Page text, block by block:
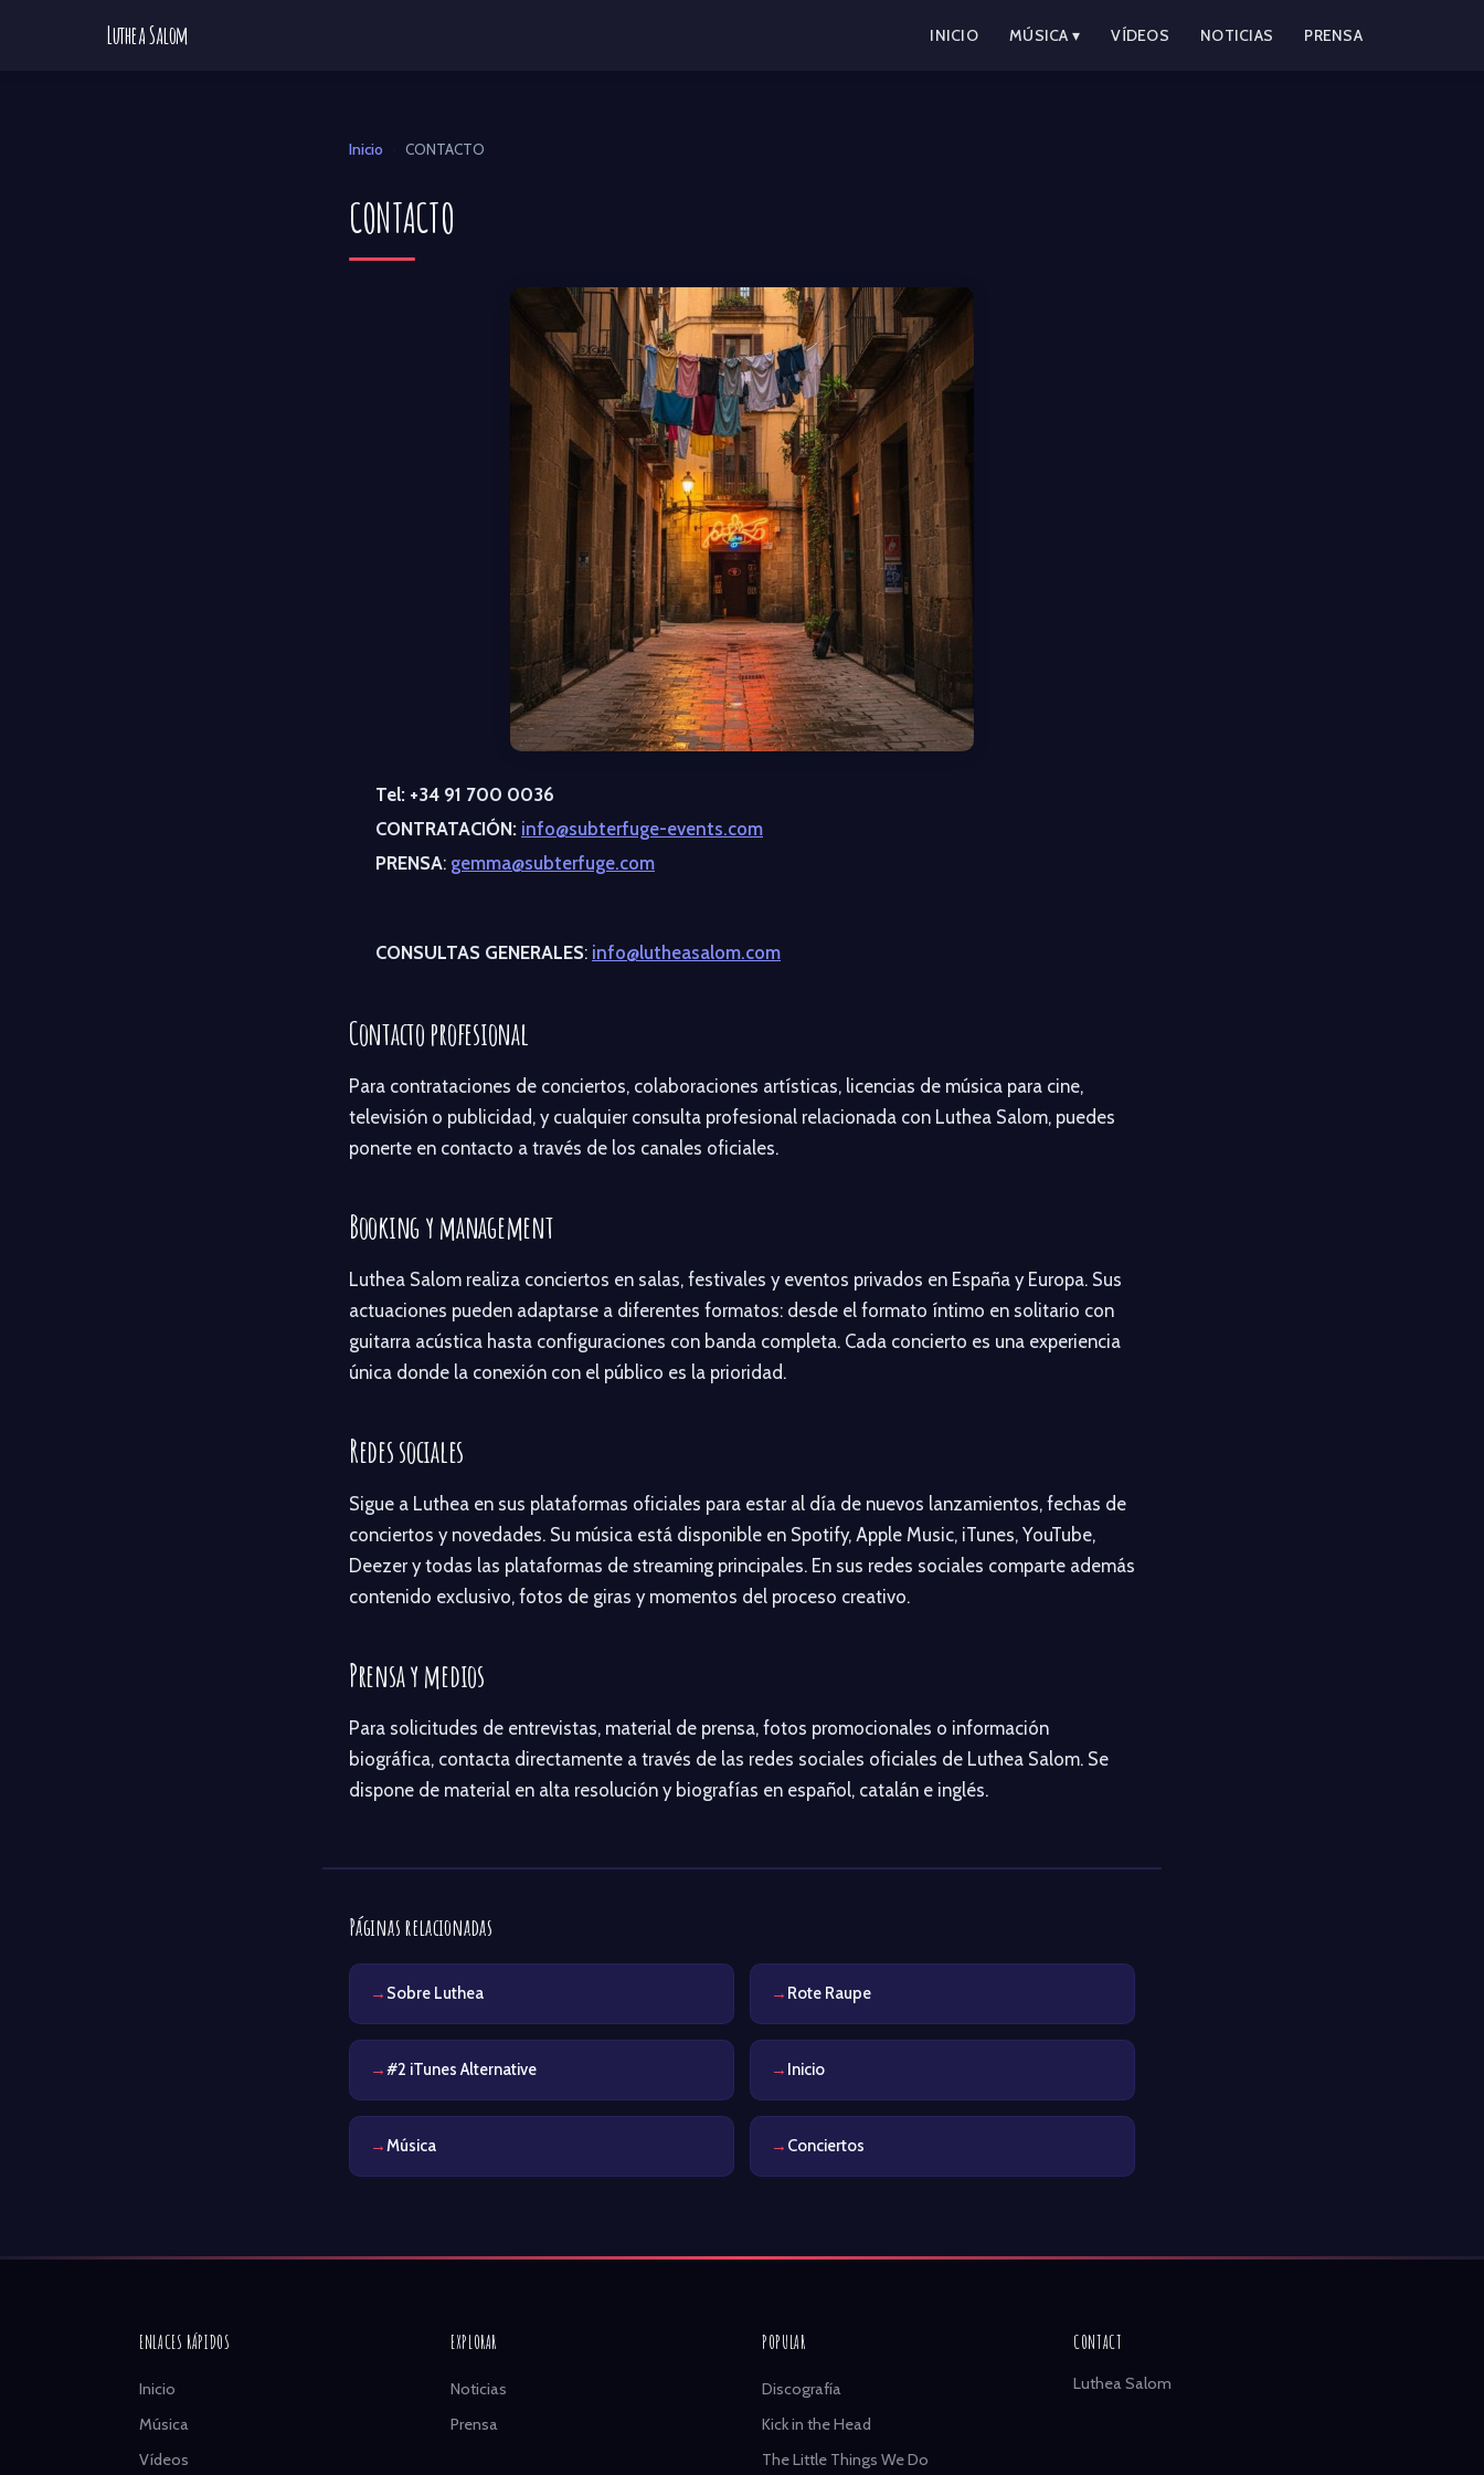
Luthea Salom INICIO MÚSICA ▾ VÍDEOS NOTICIAS PRENSA
Inicio CONTACTO
CONTACTO
Tel: +34 91 700 0036
CONTRATACIÓN: info@subterfuge-events.com
PRENSA: gemma@subterfuge.com
CONSULTAS GENERALES: info@lutheasalom.com
Contacto profesional
Para contrataciones de conciertos, colaboraciones artísticas, licencias de música para cine,
televisión o publicidad, y cualquier consulta profesional relacionada con Luthea Salom, puedes
ponerte en contacto a través de los canales oficiales.
Booking y management
Luthea Salom realiza conciertos en salas, festivales y eventos privados en España y Europa. Sus
actuaciones pueden adaptarse a diferentes formatos: desde el formato íntimo en solitario con
guitarra acústica hasta configuraciones con banda completa. Cada concierto es una experiencia
única donde la conexión con el público es la prioridad.
Redes sociales
Sigue a Luthea en sus plataformas oficiales para estar al día de nuevos lanzamientos, fechas de
conciertos y novedades. Su música está disponible en Spotify, Apple Music, iTunes, YouTube,
Deezer y todas las plataformas de streaming principales. En sus redes sociales comparte además
contenido exclusivo, fotos de giras y momentos del proceso creativo.
Prensa y medios
Para solicitudes de entrevistas, material de prensa, fotos promocionales o información
biográfica, contacta directamente a través de las redes sociales oficiales de Luthea Salom. Se
dispone de material en alta resolución y biografías en español, catalán e inglés.
Páginas relacionadas
Sobre Luthea Rote Raupe
#2 iTunes Alternative Inicio
Música Conciertos
ENLACES RÁPIDOS
Inicio
Música
Vídeos
EXPLORAR
Noticias
Prensa
POPULAR
Discografía
Kick in the Head
The Little Things We Do
CONTACT
Luthea Salom